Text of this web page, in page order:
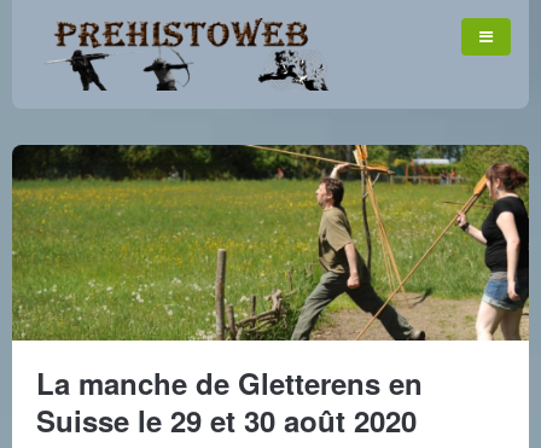
La manche de Gletterens en
Suisse le 29 et 30 août 2020